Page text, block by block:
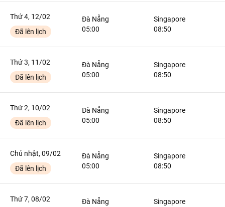
Thứ 4, 12/02
Đã lên lịch
Đà Nẵng
05:00
Singapore
08:50
Thứ 3, 11/02
Đã lên lịch
Đà Nẵng
05:00
Singapore
08:50
Thứ 2, 10/02
Đã lên lịch
Đà Nẵng
05:00
Singapore
08:50
Chủ nhật, 09/02
Đã lên lịch
Đà Nẵng
05:00
Singapore
08:50
Thứ 7, 08/02
Đà Nẵng
Singapore